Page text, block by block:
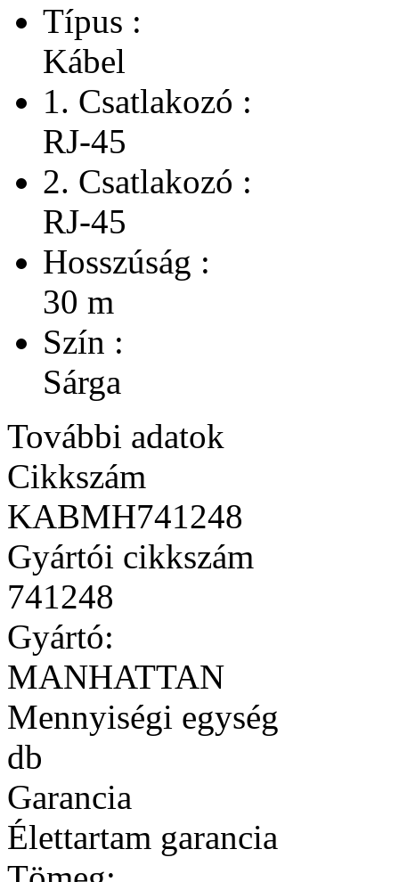
Típus :
Kábel
1. Csatlakozó :
RJ-45
2. Csatlakozó :
RJ-45
Hosszúság :
30 m
Szín :
Sárga
További adatok
Cikkszám
KABMH741248
Gyártói cikkszám
741248
Gyártó:
MANHATTAN
Mennyiségi egység
db
Garancia
Élettartam garancia